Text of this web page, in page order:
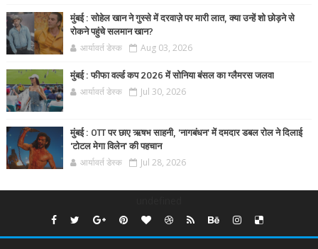
मुंबई : सोहेल खान ने गुस्से में दरवाज़े पर मारी लात, क्या उन्हें शो छोड़ने से
रोकने पहुंचे सलमान खान?
आर्यावर्त डेस्क Aug 03, 2026
मुंबई : फीफा वर्ल्ड कप 2026 में सोनिया बंसल का ग्लैमरस जलवा
आर्यावर्त डेस्क Jul 30, 2026
मुंबई : OTT पर छाए ऋषभ साहनी, 'नागबंधन' में दमदार डबल रोल ने दिलाई
'टोटल मेगा विलेन' की पहचान
आर्यावर्त डेस्क Jul 28, 2026